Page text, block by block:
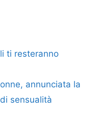
ti resteranno
annunciata la
sensualità